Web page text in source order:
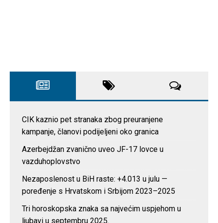
CIK kaznio pet stranaka zbog preuranjene
kampanje, članovi podijeljeni oko granica
Azerbejdžan zvanično uveo JF-17 lovce u
vazduhoplovstvo
Nezaposlenost u BiH raste: +4.013 u julu —
poređenje s Hrvatskom i Srbijom 2023–2025
Tri horoskopska znaka sa najvećim uspjehom u
ljubavi u septembru 2025.